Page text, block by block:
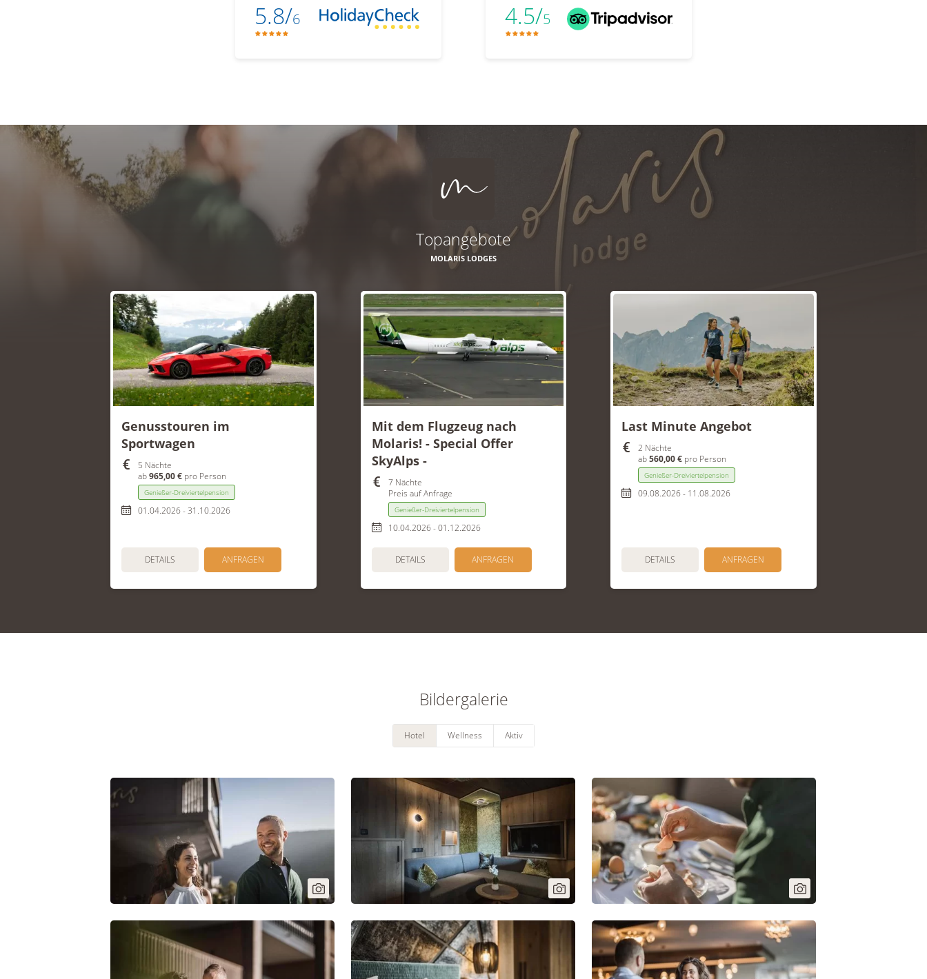
5.8/6 4.5/5
Topangebote
MOLARIS LODGES
Genusstouren im
Sportwagen
5 Nächte
ab965,00 € pro Person
Genießer-Dreiviertelpension
01.04.2026 - 31.10.2026
DETAILS ANFRAGEN
Mit dem Flugzeug nach
Molaris! - Special Offer
SkyAlps -
7 Nächte
Preis auf Anfrage
Genießer-Dreiviertelpension
10.04.2026 - 01.12.2026
DETAILS ANFRAGEN
Last Minute Angebot
2 Nächte
ab560,00 € pro Person
Genießer-Dreiviertelpension
09.08.2026 - 11.08.2026
DETAILS ANFRAGEN
Bildergalerie
Hotel Wellness Aktiv